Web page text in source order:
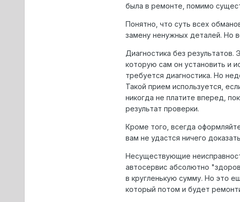
была в ремонте, помимо
Понятно, что суть всех
замену ненужных деталей. Но
Диагностика без результатов.
которую сам он установить и
требуется диагностика. Но
Такой прием используется,
никогда не платите вперед,
результат проверки.
Кроме того, всегда
вам не удастся ничего
Несуществующие
автосервис абсолютно
в кругленькую сумму. Но это
который потом и будет